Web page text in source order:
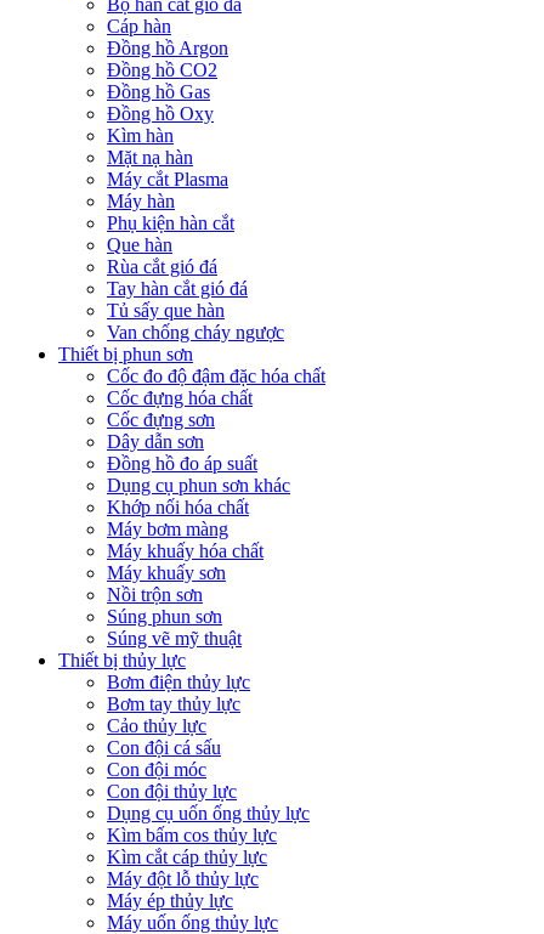
Cáp hàn
Đồng hồ Argon
Đồng hồ CO2
Đồng hồ Gas
Đồng hồ Oxy
Kìm hàn
Mặt nạ hàn
Máy cắt Plasma
Máy hàn
Phụ kiện hàn cắt
Que hàn
Rùa cắt gió đá
Tay hàn cắt gió đá
Tủ sấy que hàn
Van chống cháy ngược
Thiết bị phun sơn
Cốc đo độ đậm đặc hóa chất
Cốc đựng hóa chất
Cốc đựng sơn
Dây dẫn sơn
Đồng hồ đo áp suất
Dụng cụ phun sơn khác
Khớp nối hóa chất
Máy bơm màng
Máy khuấy hóa chất
Máy khuấy sơn
Nồi trộn sơn
Súng phun sơn
Súng vẽ mỹ thuật
Thiết bị thủy lực
Bơm điện thủy lực
Bơm tay thủy lực
Cảo thủy lực
Con đội cá sấu
Con đội móc
Con đội thủy lực
Dụng cụ uốn ống thủy lực
Kìm bấm cos thủy lực
Kìm cắt cáp thủy lực
Máy đột lỗ thủy lực
Máy ép thủy lực
Máy uốn ống thủy lực